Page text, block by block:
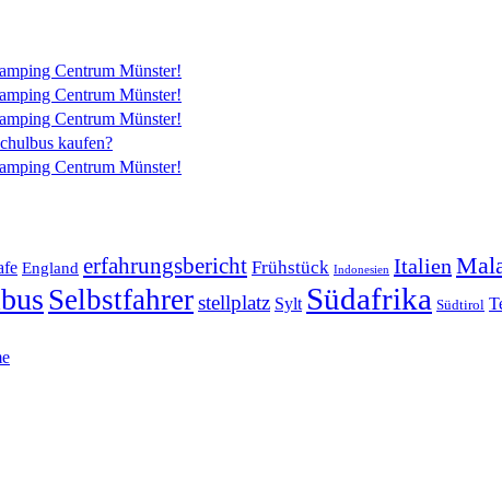
Centrum Münster!
Centrum Münster!
Centrum Münster!
kaufen?
Centrum Münster!
England erfahrungsbericht Frühstück Indonesien Italien
Selbstfahrerstellplatz Sylt Südafrika Südtirol